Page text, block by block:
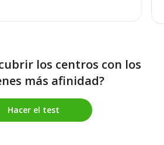
los centros con los
más afinidad?
Hacer el test